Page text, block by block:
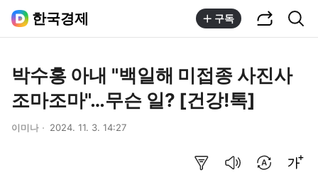
한국경제 구독
박수홍 아내 "백일해 미접종 사진사
조마조마"…무슨 일? [건강!톡]
이미나 2024. 11. 3. 14:27